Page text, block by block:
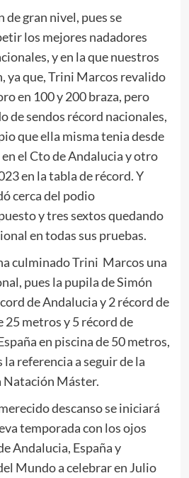
de gran nivel, pues se
los mejores nadadores
y en la que nuestros
ya que, Trini Marcos revalido
en 100 y 200 braza, pero
de sendos récord nacionales,
que ella misma tenia desde
el Cto de Andalucia y otro
en la tabla de récord. Y
cerca del podio
y tres sextos quedando
en todas sus pruebas.
Trini Marcos una
pues la pupila de Simón
de Andalucia y 2 récord de
25 metros y 5 récord de
en piscina de 50 metros,
referencia a seguir de la
Natación Máster.
descanso se iniciará
temporada con los ojos
Andalucia, España y
Mundo a celebrar en Julio